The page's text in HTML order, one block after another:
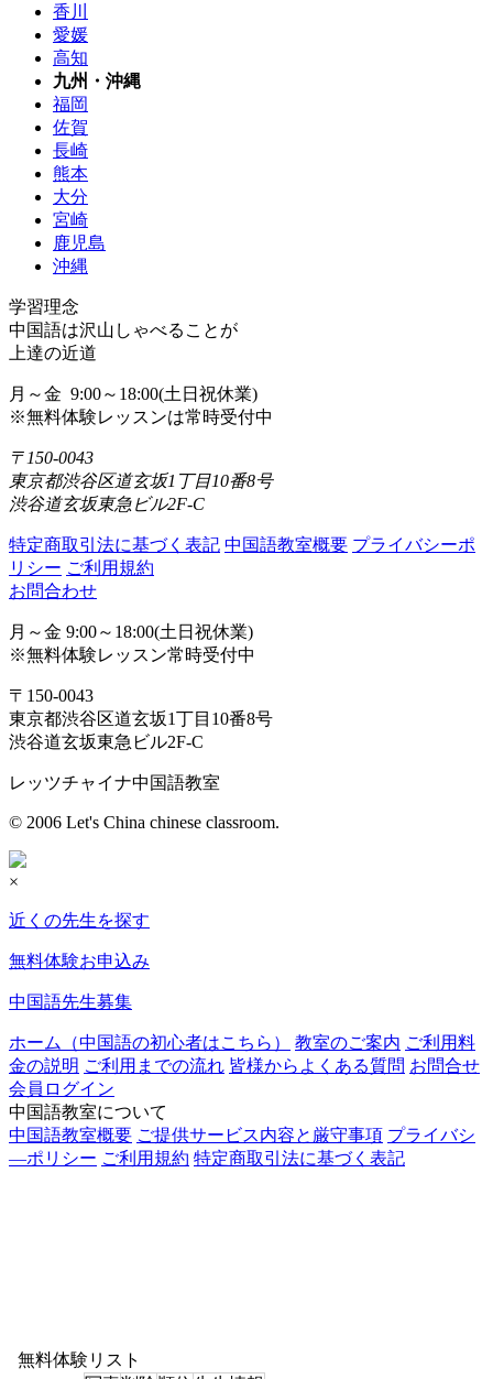
香川
愛媛
高知
九州・沖縄
福岡
佐賀
長崎
熊本
大分
宮崎
鹿児島
沖縄
学習理念
中国語は沢山しゃべることが
上達の近道
月～金 9:00～18:00(土日祝休業)
※無料体験レッスンは常時受付中
〒150-0043
東京都渋谷区道玄坂1丁目10番8号
渋谷道玄坂東急ビル2F-C
特定商取引法に基づく表記 中国語教室概要 プライバシーポ
リシー ご利用規約
お問合わせ
月～金 9:00～18:00(土日祝休業)
※無料体験レッスン常時受付中
〒150-0043
東京都渋谷区道玄坂1丁目10番8号
渋谷道玄坂東急ビル2F-C
レッツチャイナ中国語教室
© 2006 Let's China chinese classroom.
×
近くの先生を探す
無料体験お申込み
中国語先生募集
ホーム（中国語の初心者はこちら） 教室のご案内 ご利用料
金の説明 ご利用までの流れ 皆様からよくある質問 お問合せ
会員ログイン
中国語教室について
中国語教室概要 ご提供サービス内容と厳守事項 プライバシ
―ポリシー ご利用規約 特定商取引法に基づく表記